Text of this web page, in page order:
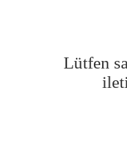
Lütfen